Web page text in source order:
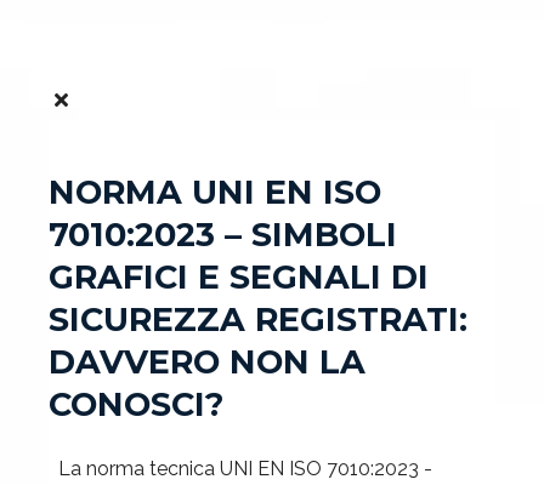
NORMA UNI EN ISO
7010:2023 – SIMBOLI
GRAFICI E SEGNALI DI
SICUREZZA REGISTRATI:
DAVVERO NON LA
CONOSCI?
La norma tecnica UNI EN ISO 7010:2023 -